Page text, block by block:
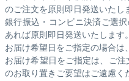
のご注文を原則即日発送いたし
銀行振込・コンビニ決済ご選
あれば原則即日発送いたします。
お届け希望日をご指定の場合は
お届け希望日をご指定は、ご
のお取り置きご要望はご遠慮く